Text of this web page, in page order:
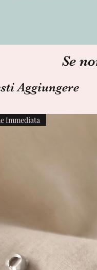
Se
Aggiungere
Immediata